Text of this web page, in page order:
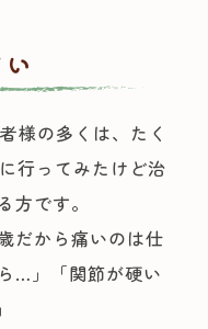
様の多くは、たく
行ってみたけど治
です。
だから痛いのは仕
…」「関節が硬い